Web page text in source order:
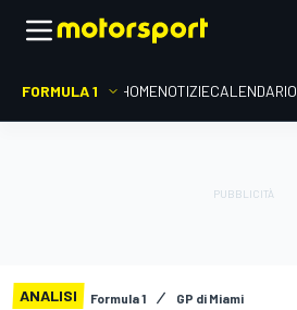
FORMULA 1 HOMENOTIZIECALENDARIO
ANALISI Formula 1 GP di Miami